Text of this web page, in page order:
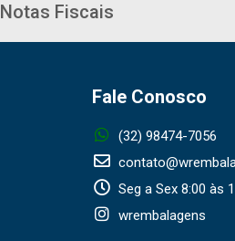
Notas Fiscais
Fale Conosco
(32) 98474-7056
Seg a Sex 8:00 às
wrembalagens